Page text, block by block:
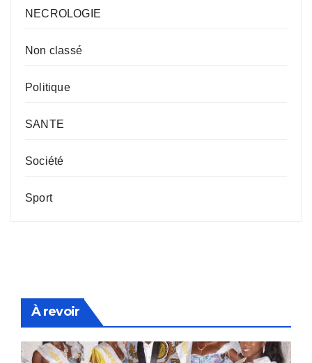
NECROLOGIE
Non classé
Politique
SANTE
Société
Sport
À revoir